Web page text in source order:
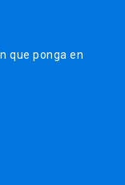
que ponga en